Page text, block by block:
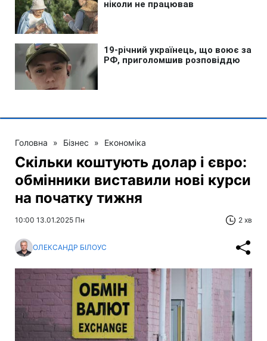
Головна » Бізнес » Економіка
Скільки коштують долар і євро:
обмінники виставили нові курси
на початку тижня
10:00 13.01.2025 Пн 2 хв
ОЛЕКСАНДР БІЛОУС